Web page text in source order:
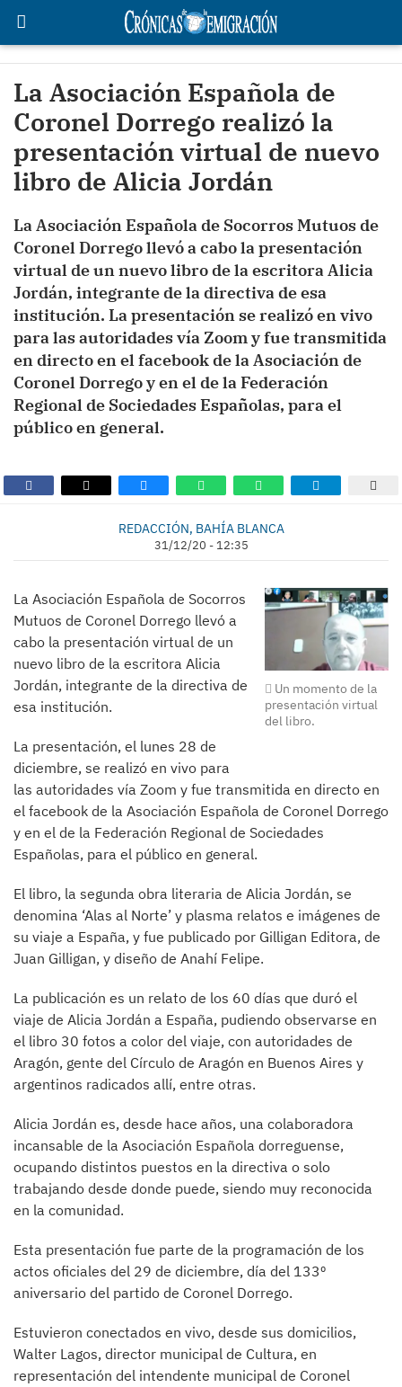
La Asociación Española de
Coronel Dorrego realizó la
presentación virtual de nuevo
libro de Alicia Jordán
La Asociación Española de Socorros Mutuos de
Coronel Dorrego llevó a cabo la presentación
virtual de un nuevo libro de la escritora Alicia
Jordán, integrante de la directiva de esa
institución. La presentación se realizó en vivo
para las autoridades vía Zoom y fue transmitida
en directo en el facebook de la Asociación de
Coronel Dorrego y en el de la Federación
Regional de Sociedades Españolas, para el
público en general.
REDACCIÓN, BAHÍA BLANCA
31/12/20 - 12:35
Un momento de la
presentación virtual
del libro.
La Asociación Española de Socorros
Mutuos de Coronel Dorrego llevó a
cabo la presentación virtual de un
nuevo libro de la escritora Alicia
Jordán, integrante de la directiva de
esa institución.
La presentación, el lunes 28 de
diciembre, se realizó en vivo para
las autoridades vía Zoom y fue transmitida en directo en
el facebook de la Asociación Española de Coronel Dorrego
y en el de la Federación Regional de Sociedades
Españolas, para el público en general.
El libro, la segunda obra literaria de Alicia Jordán, se
denomina ‘Alas al Norte’ y plasma relatos e imágenes de
su viaje a España, y fue publicado por Gilligan Editora, de
Juan Gilligan, y diseño de Anahí Felipe.
La publicación es un relato de los 60 días que duró el
viaje de Alicia Jordán a España, pudiendo observarse en
el libro 30 fotos a color del viaje, con autoridades de
Aragón, gente del Círculo de Aragón en Buenos Aires y
argentinos radicados allí, entre otras.
Alicia Jordán es, desde hace años, una colaboradora
incansable de la Asociación Española dorreguense,
ocupando distintos puestos en la directiva o solo
trabajando desde donde puede, siendo muy reconocida
en la comunidad.
Esta presentación fue parte de la programación de los
actos oficiales del 29 de diciembre, día del 133º
aniversario del partido de Coronel Dorrego.
Estuvieron conectados en vivo, desde sus domicilios,
Walter Lagos, director municipal de Cultura, en
representación del intendente municipal de Coronel